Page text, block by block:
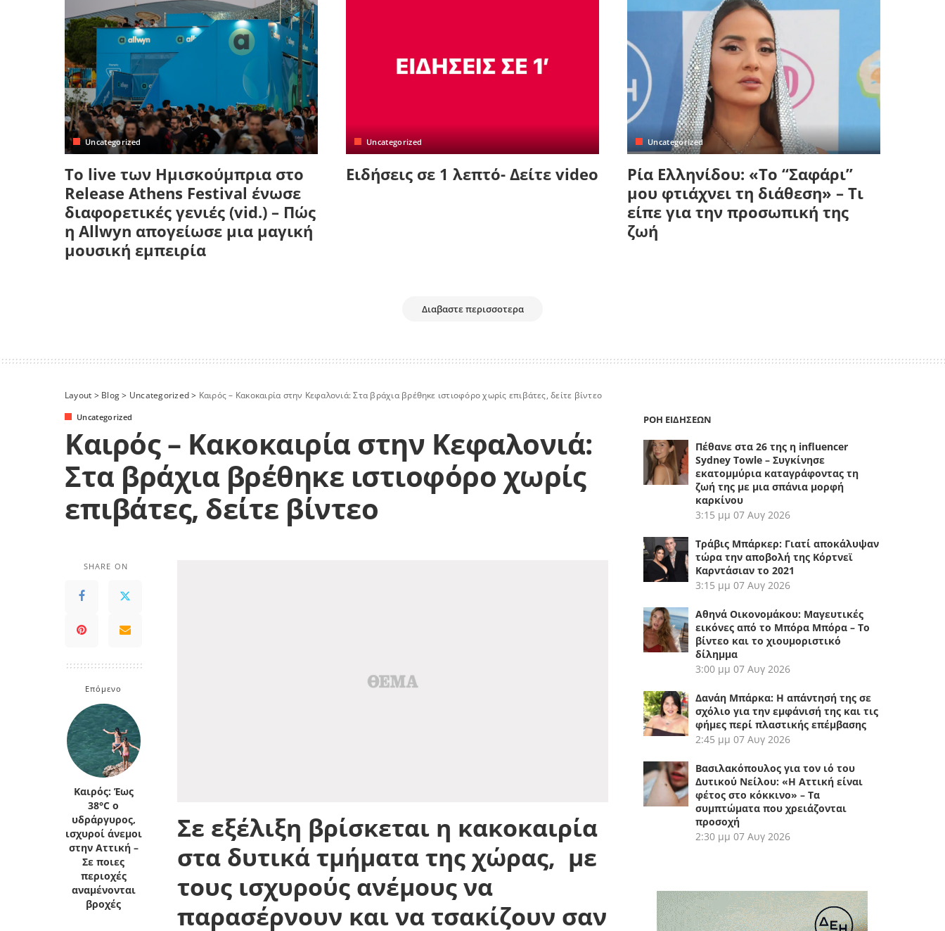
Uncategorized
Το live των Ημισκούμπρια στο
Release Athens Festival ένωσε
διαφορετικές γενιές (vid.) – Πώς
η Allwyn απογείωσε μια μαγική
μουσική εμπειρία
Uncategorized
Ειδήσεις σε 1 λεπτό- Δείτε video
Uncategorized
Ρία Ελληνίδου: «Το “Σαφάρι”
μου φτιάχνει τη διάθεση» – Τι
είπε για την προσωπική της
ζωή
Διαβαστε περισσοτερα
Layout > Blog> Uncategorized> Καιρός – Κακοκαιρία στην Κεφαλονιά: Στα βράχια βρέθηκε ιστιοφόρο χωρίς επιβάτες, δείτε βίντεο
Uncategorized
Καιρός – Κακοκαιρία στην Κεφαλονιά:
Στα βράχια βρέθηκε ιστιοφόρο χωρίς
επιβάτες, δείτε βίντεο
SHARE ON
Επόμενο
Καιρός: Έως
38°C ο
υδράργυρος,
ισχυροί άνεμοι
στην Αττική –
Σε ποιες
περιοχές
αναμένονται
βροχές
Σε εξέλιξη βρίσκεται η κακοκαιρία
στα δυτικά τμήματα της χώρας, με
τους ισχυρούς ανέμους να
παρασέρνουν και να τσακίζουν σαν
ΡΟΗ ΕΙΔΗΣΕΩΝ
Πέθανε στα 26 της η influencer
Sydney Towle – Συγκίνησε
εκατομμύρια καταγράφοντας τη
ζωή της με μια σπάνια μορφή
καρκίνου
3:15 μμ 07 Αυγ 2026
Τράβις Μπάρκερ: Γιατί αποκάλυψαν
τώρα την αποβολή της Κόρτνεϊ
Καρντάσιαν το 2021
3:15 μμ 07 Αυγ 2026
Αθηνά Οικονομάκου: Μαγευτικές
εικόνες από το Μπόρα Μπόρα – Το
βίντεο και το χιουμοριστικό
δίλημμα
3:00 μμ 07 Αυγ 2026
Δανάη Μπάρκα: Η απάντησή της σε
σχόλιο για την εμφάνισή της και τις
φήμες περί πλαστικής επέμβασης
2:45 μμ 07 Αυγ 2026
Βασιλακόπουλος για τον ιό του
Δυτικού Νείλου: «Η Αττική είναι
φέτος στο κόκκινο» – Τα
συμπτώματα που χρειάζονται
προσοχή
2:30 μμ 07 Αυγ 2026